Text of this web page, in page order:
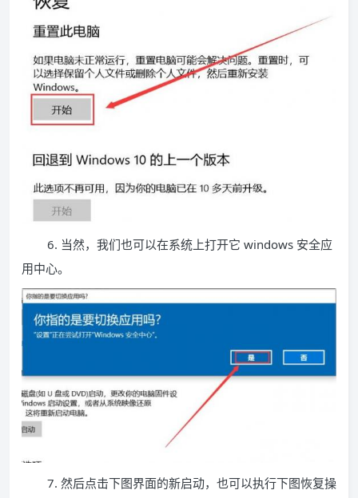
6. 当然，我们也可以在系统上打开它 windows 安全应
用中心。
7. 然后点击下图界面的新启动，也可以执行下图恢复操